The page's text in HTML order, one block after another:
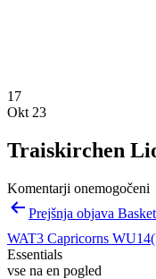
17
Okt 23
Traiskirchen
Komentarji onemogočeni
Navigacija
prispevka
Prejšnja objava
WAT3 Capricorns
Essentials
vse na en pogled